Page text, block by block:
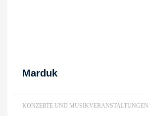
Marduk
KONZERTE UND MUSIKVERANSTALTUNGEN